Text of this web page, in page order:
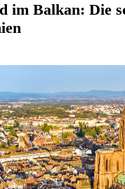
im Balkan: Die